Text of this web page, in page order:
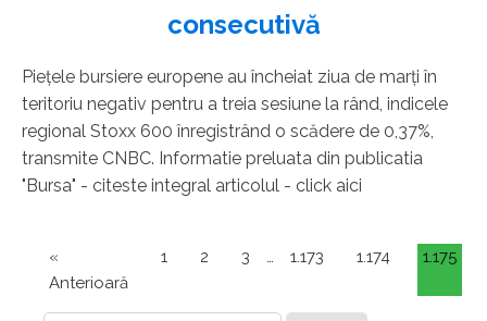
consecutivă
Pieţele bursiere europene au încheiat ziua de marţi în
teritoriu negativ pentru a treia sesiune la rând, indicele
regional Stoxx 600 înregistrând o scădere de 0,37%,
transmite CNBC. Informatie preluata din publicatia
"Bursa" - citeste integral articolul - click aici
«
Anterioară
1 2 3 … 1.173 1.174 1.175